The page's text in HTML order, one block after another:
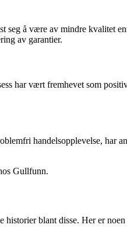
seg å være av mindre kvalitet
av garantier.
har vært fremhevet som
handelsopplevelse, har
Gullfunn.
blant disse. Her er